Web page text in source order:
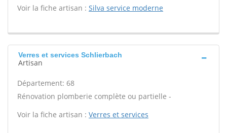
Voir la fiche artisan : Silva service moderne
Verres et services Schlierbach
Artisan
Département: 68
Rénovation plomberie complète ou partielle -
Voir la fiche artisan : Verres et services